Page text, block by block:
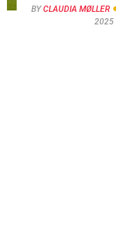
BYCLAUDIA MØLLER
2025